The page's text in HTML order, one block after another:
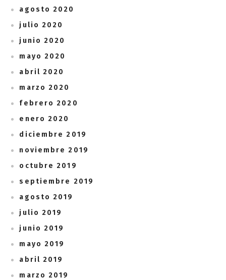
agosto 2020
julio 2020
junio 2020
mayo 2020
abril 2020
marzo 2020
febrero 2020
enero 2020
diciembre 2019
noviembre 2019
octubre 2019
septiembre 2019
agosto 2019
julio 2019
junio 2019
mayo 2019
abril 2019
marzo 2019